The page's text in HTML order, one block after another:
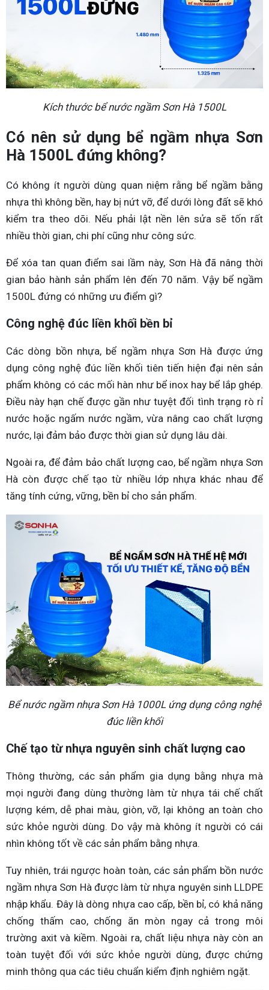
Kích thước bể nước ngầm Sơn Hà 1500L
Có nên sử dụng bể ngầm nhựa Sơn
Hà 1500L đứng không?
Có không ít người dùng quan niệm rằng bể ngầm bằng
nhựa thì không bền, hay bị nứt vỡ, để dưới lòng đất sẽ khó
kiểm tra theo dõi. Nếu phải lật nền lên sửa sẽ tốn rất
nhiều thời gian, chi phí cũng như công sức.
Để xóa tan quan điểm sai lầm này, Sơn Hà đã nâng thời
gian bảo hành sản phẩm lên đến 70 năm. Vậy bể ngầm
1500L đứng có những ưu điểm gì?
Công nghệ đúc liền khối bền bỉ
Các dòng bồn nhựa, bể ngầm nhựa Sơn Hà được ứng
dụng công nghệ đúc liền khối tiên tiến hiện đại nên sản
phẩm không có các mối hàn như bể inox hay bể lắp ghép.
Điều này hạn chế được gần như tuyệt đối tình trạng rò rỉ
nước hoặc ngấm nước ngầm, vừa nâng cao chất lượng
nước, lại đảm bảo được thời gian sử dụng lâu dài.
Ngoài ra, để đảm bảo chất lượng cao, bể ngầm nhựa Sơn
Hà còn được chế tạo từ nhiều lớp nhựa khác nhau để
tăng tính cứng, vững, bền bỉ cho sản phẩm.
Bể nước ngầm nhựa Sơn Hà 1000L ứng dụng công nghệ
đúc liền khối
Chế tạo từ nhựa nguyên sinh chất lượng cao
Thông thường, các sản phẩm gia dụng bằng nhựa mà
mọi người đang dùng thường làm từ nhựa tái chế chất
lượng kém, dễ phai màu, giòn, vỡ, lại không an toàn cho
sức khỏe người dùng. Do vậy mà không ít người có cái
nhìn không tốt về các sản phẩm bằng nhựa.
Tuy nhiên, trái ngược hoàn toàn, các sản phẩm bồn nước
ngầm nhựa Sơn Hà được làm từ nhựa nguyên sinh LLDPE
nhập khẩu. Đây là dòng nhựa cao cấp, bền bỉ, có khả năng
chống thấm cao, chống ăn mòn ngay cả trong môi
trường axit và kiềm. Ngoài ra, chất liệu nhựa này còn an
toàn tuyệt đối với sức khỏe người dùng, được chứng
minh thông qua các tiêu chuẩn kiểm định nghiêm ngặt.